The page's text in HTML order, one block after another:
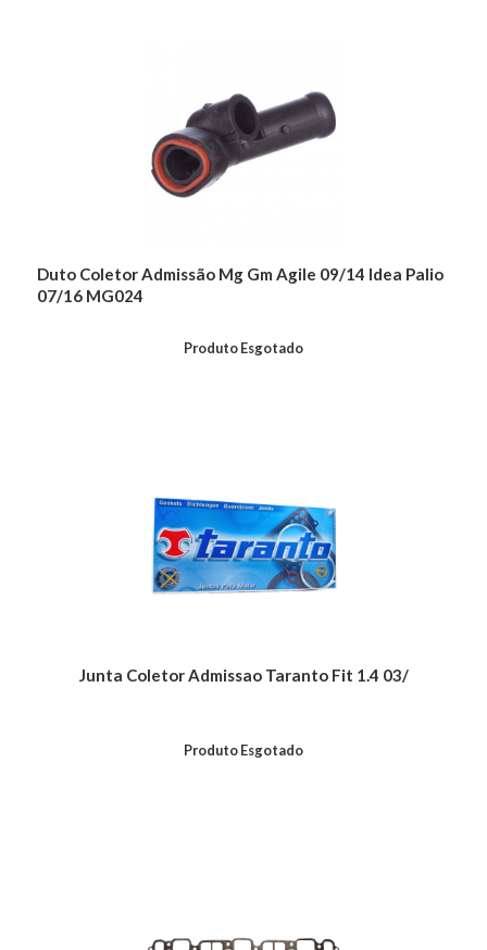
Duto Coletor Admissão Mg Gm Agile 09/14 Idea Palio
07/16 MG024
Produto Esgotado
Junta Coletor Admissao Taranto Fit 1.4 03/
Produto Esgotado